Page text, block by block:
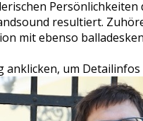
resultiert.
mit ebenso
um Detailinfos